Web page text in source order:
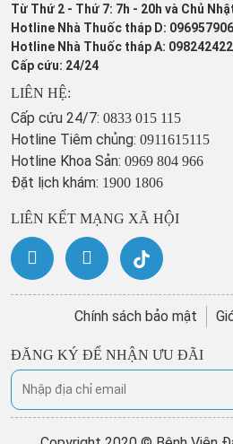
Từ Thứ 2 - Thứ 7: 7h - 20h và Chủ
Hotline Nhà Thuốc tháp D:
Hotline Nhà Thuốc tháp A:
Cấp cứu: 24/24
LIÊN HỆ:
Cấp cứu 24/7: 0833 015 115
Hotline Tiêm chủng: 0911615115
Hotline Khoa Sản: 0969 804 966
Đặt lịch khám: 1900 1806
LIÊN KẾT MẠNG XÃ HỘI
Chính sách bảo mật
ĐĂNG KÝ ĐỂ NHẬN ƯU ĐÃI